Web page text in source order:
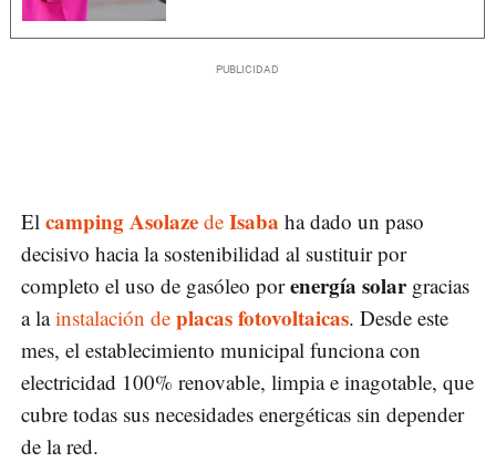
El camping Asolaze de Isaba ha dado un paso
decisivo hacia la sostenibilidad al sustituir por
completo el uso de gasóleo porenergía solargracias
a lainstalación de placas fotovoltaicas. Desde este
mes, el establecimiento municipal funciona con
electricidad 100% renovable, limpia e inagotable, que
cubre todas sus necesidades energéticas sin depender
de la red.